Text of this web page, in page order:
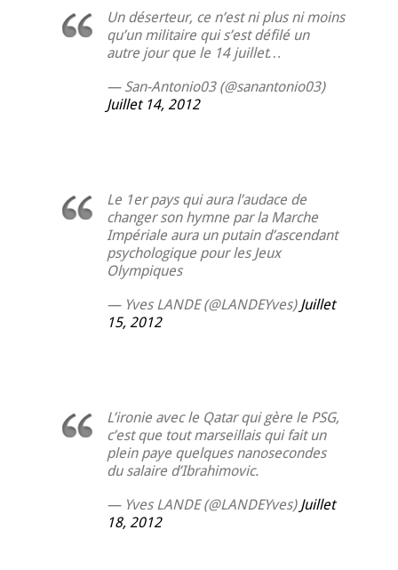
Un déserteur, ce n’est ni plus ni moins
qu’un militaire qui s’est défilé un
autre jour que le 14 juillet…
— San-Antonio03 (@sanantonio03)
Juillet 14, 2012
Le 1er pays qui aura l’audace de
changer son hymne par la Marche
Impériale aura un putain d’ascendant
psychologique pour les Jeux
Olympiques
— Yves LANDE (@LANDEYves) Juillet
15, 2012
L’ironie avec le Qatar qui gère le PSG,
c’est que tout marseillais qui fait un
plein paye quelques nanosecondes
du salaire d’Ibrahimovic.
— Yves LANDE (@LANDEYves) Juillet
18, 2012